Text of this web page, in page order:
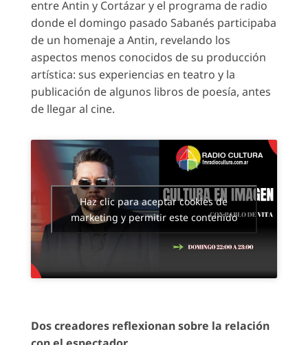
entre Antin y Cortázar y el programa de radio
donde el domingo pasado Sabanés participaba
de un homenaje a Antin, revelando los
aspectos menos conocidos de su producción
artística: sus experiencias en teatro y la
publicación de algunos libros de poesía, antes
de llegar al cine.
Haz clic para aceptar cookies de
marketing y permitir este contenido
Dos creadores reflexionan sobre la relación